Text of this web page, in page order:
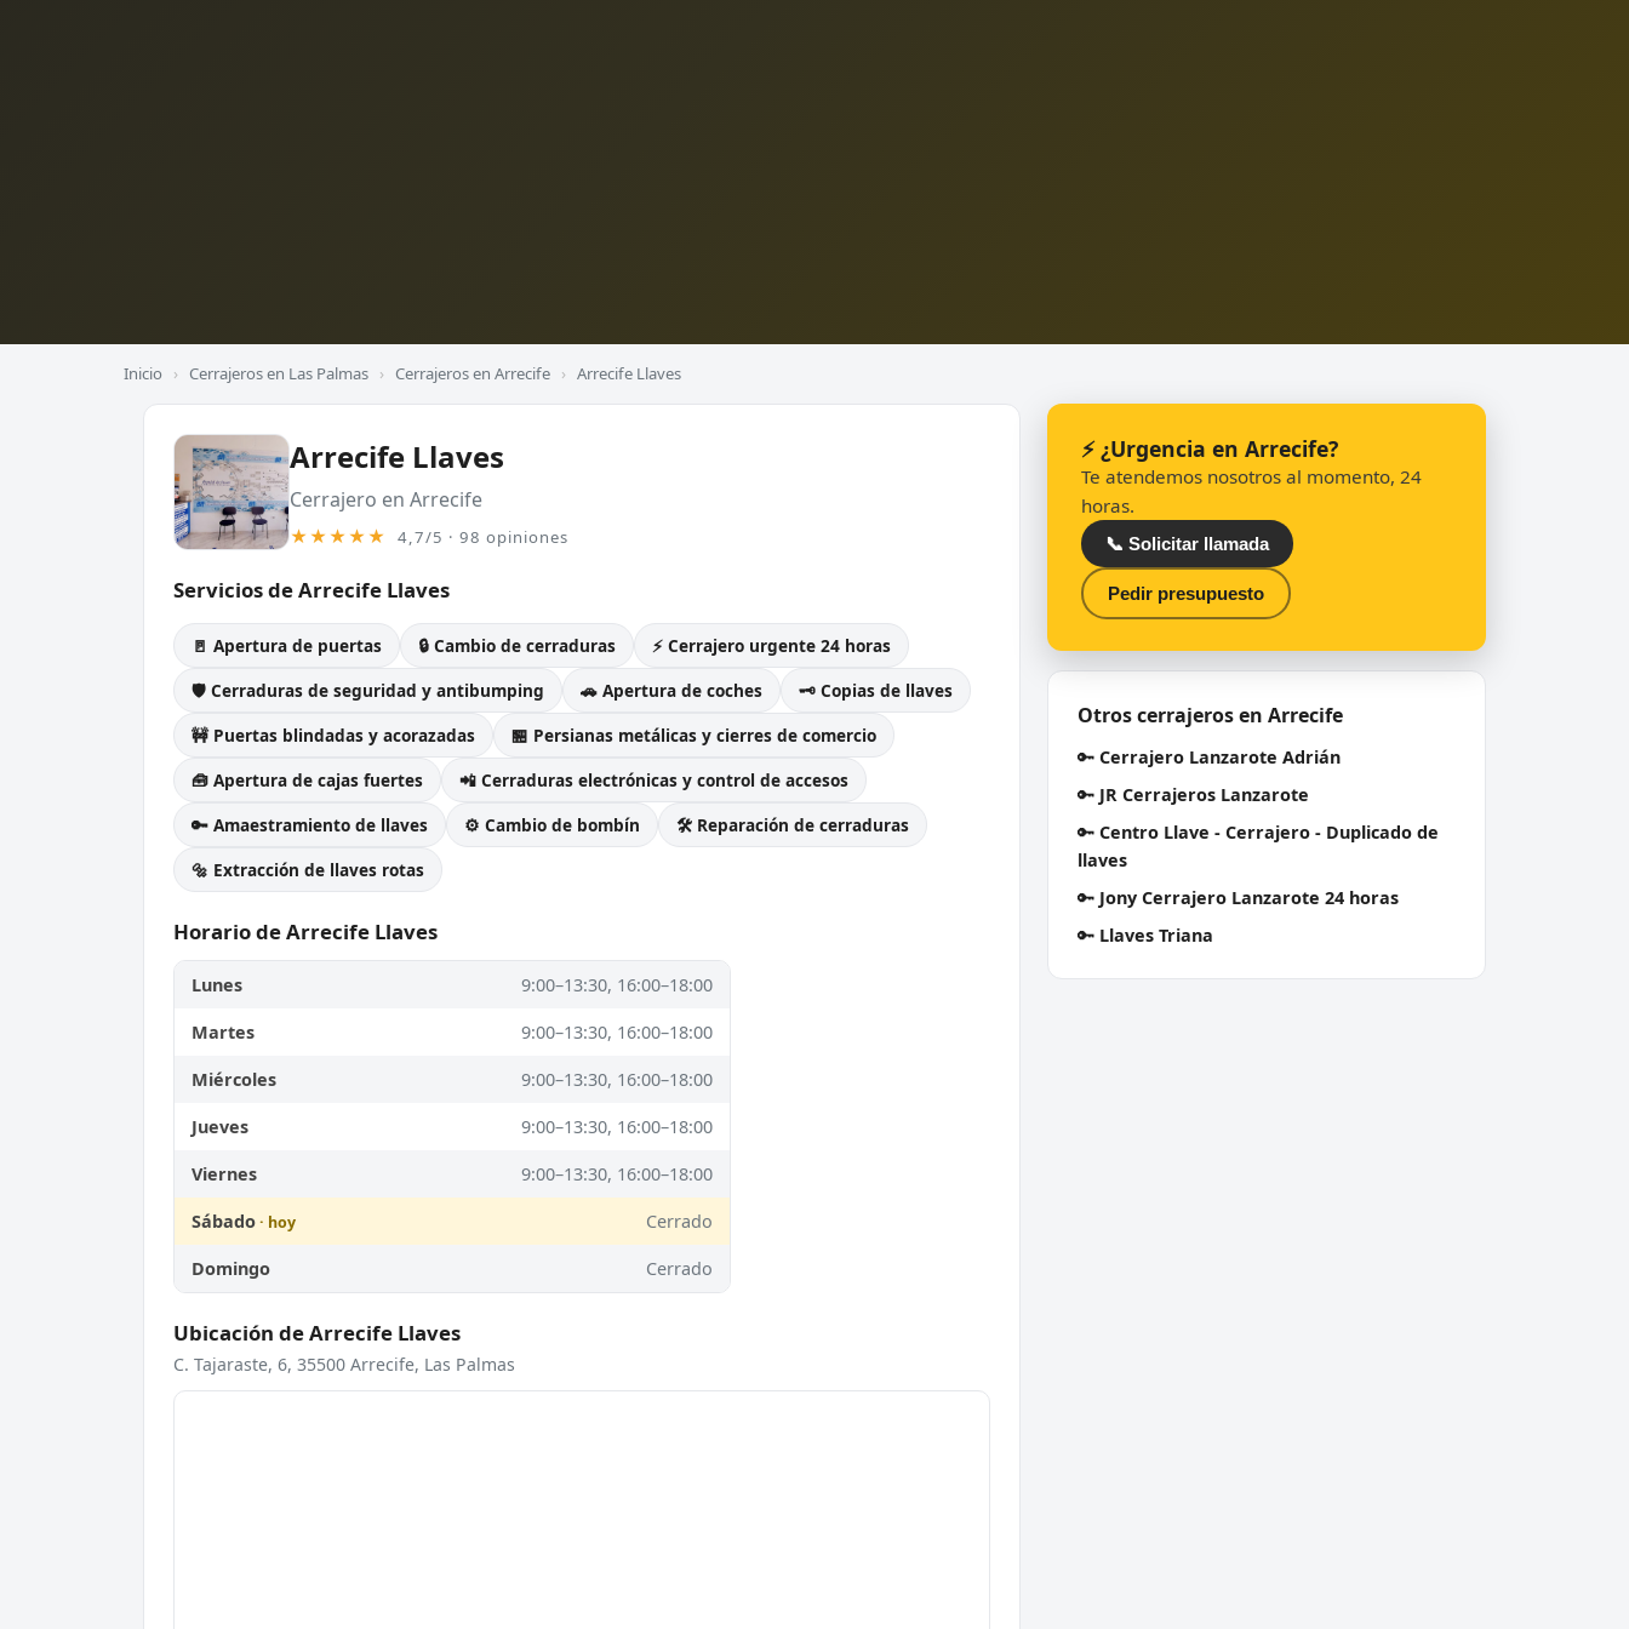
Inicio › Cerrajeros en Las Palmas › Cerrajeros en Arrecife › Arrecife Llaves
Arrecife Llaves
Cerrajero en Arrecife
★★★★★ 4,7/5 · 98 opiniones
Servicios de Arrecife Llaves
🚪 Apertura de puertas 🔒 Cambio de cerraduras
⚡ Cerrajero urgente 24 horas
🛡️ Cerraduras de seguridad y antibumping
🚗 Apertura de coches
🗝️ Copias de llaves
🚧 Puertas blindadas y acorazadas
🏪 Persianas metálicas y cierres de comercio
🧰 Apertura de cajas fuertes
📲 Cerraduras electrónicas y control de accesos
🔑 Amaestramiento de llaves
⚙️ Cambio de bombín
🛠️ Reparación de cerraduras
🔩 Extracción de llaves rotas
Horario de Arrecife Llaves
Lunes 9:00–13:30, 16:00–18:00
Martes 9:00–13:30, 16:00–18:00
Miércoles 9:00–13:30, 16:00–18:00
Jueves 9:00–13:30, 16:00–18:00
Viernes 9:00–13:30, 16:00–18:00
Sábado Cerrado
Domingo Cerrado
Ubicación de Arrecife Llaves
C. Tajaraste, 6, 35500 Arrecife, Las Palmas
⚡ ¿Urgencia en Arrecife?
Te atendemos nosotros al momento, 24
horas.
📞 Solicitar llamada
Pedir presupuesto
Otros cerrajeros en Arrecife
🔑 Cerrajero Lanzarote Adrián
🔑 JR Cerrajeros Lanzarote
🔑 Centro Llave - Cerrajero - Duplicado de
llaves
🔑 Jony Cerrajero Lanzarote 24 horas
🔑 Llaves Triana